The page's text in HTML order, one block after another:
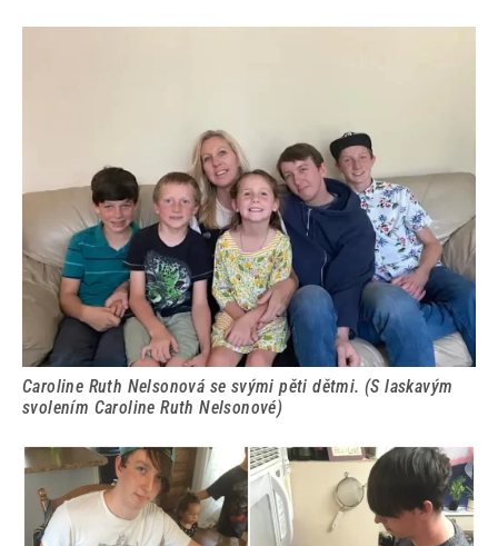
Caroline Ruth Nelsonová se svými pěti dětmi. (S laskavým
svolením Caroline Ruth Nelsonové)